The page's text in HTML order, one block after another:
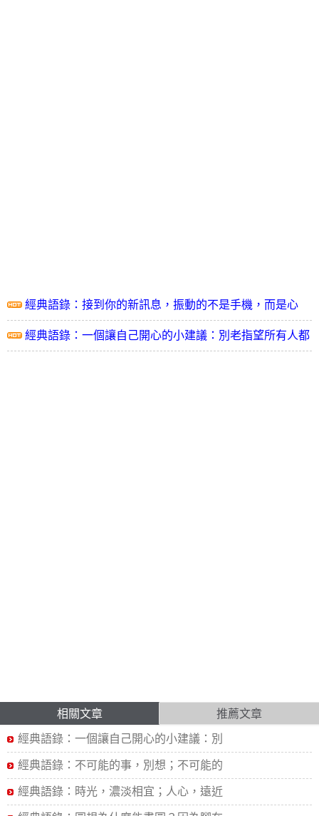
經典語錄：接到你的新訊息，振動的不是手機，而是心
經典語錄：一個讓自己開心的小建議：別老指望所有人都
相關文章 推薦文章
經典語錄：一個讓自己開心的小建議：別
經典語錄：不可能的事，別想；不可能的
經典語錄：時光，濃淡相宜；人心，遠近